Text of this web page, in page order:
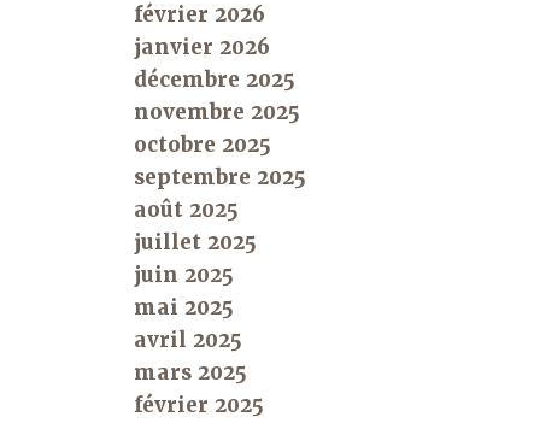
février 2026
janvier 2026
décembre 2025
novembre 2025
octobre 2025
septembre 2025
août 2025
juillet 2025
juin 2025
mai 2025
avril 2025
mars 2025
février 2025